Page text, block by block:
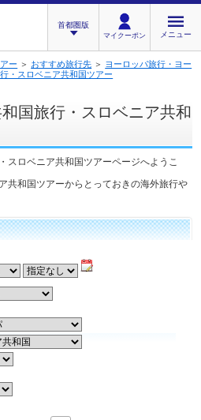
首都圏版
マイクーポン メニュー
ー ＞ おすすめ旅行先 ＞ ヨーロッパ旅行・ヨー
・スロベニア共和国ツアー
国旅行・スロベニア共和
スロベニア共和国ツアーページへようこ
共和国ツアーからとっておきの海外旅行や